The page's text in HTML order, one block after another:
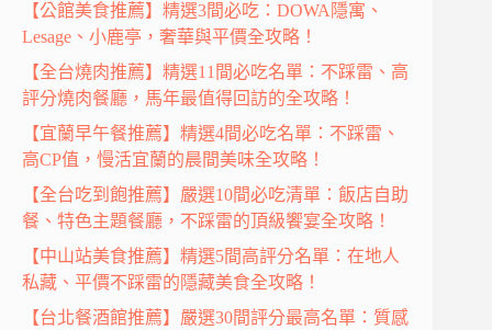
【公館美食推薦】精選3間必吃：DOWA隱寓、
Lesage、小鹿亭，奢華與平價全攻略！
【全台燒肉推薦】精選11間必吃名單：不踩雷、高
評分燒肉餐廳，馬年最值得回訪的全攻略！
【宜蘭早午餐推薦】精選4間必吃名單：不踩雷、
高CP值，慢活宜蘭的晨間美味全攻略！
【全台吃到飽推薦】嚴選10間必吃清單：飯店自助
餐、特色主題餐廳，不踩雷的頂級饗宴全攻略！
【中山站美食推薦】精選5間高評分名單：在地人
私藏、平價不踩雷的隱藏美食全攻略！
【台北餐酒館推薦】嚴選30間評分最高名單：質感